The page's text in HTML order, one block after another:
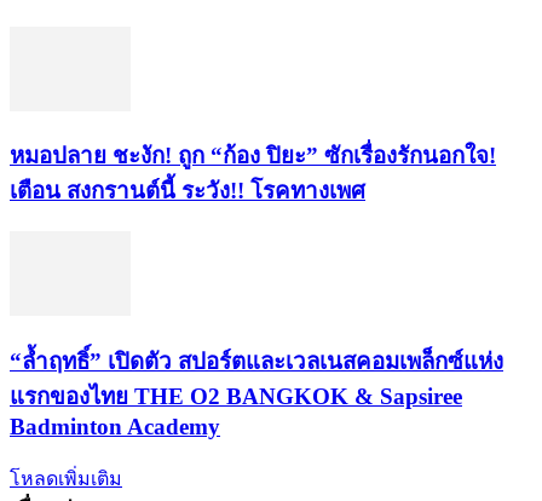
หมอปลาย ชะงัก! ถูก “ก้อง ปิยะ” ซักเรื่องรักนอกใจ!
เตือน สงกรานต์นี้ ระวัง!! โรคทางเพศ
“ล้ำฤทธิ์” เปิดตัว สปอร์ตและเวลเนสคอมเพล็กซ์แห่ง
แรกของไทย THE O2 BANGKOK & Sapsiree
Badminton Academy
โหลดเพิ่มเติม